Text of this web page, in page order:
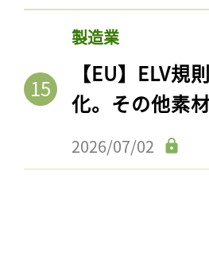
製造業
【EU】ELV
化。その他素
2026/07/02
記事を